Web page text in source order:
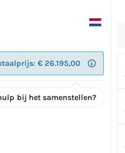
€ 26.195,00
bij het samenstellen?